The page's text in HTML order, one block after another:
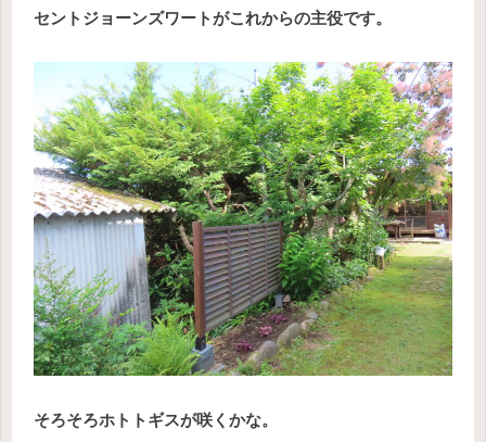
セントジョーンズワートがこれからの主役です。
そろそろホトトギスが咲くかな。